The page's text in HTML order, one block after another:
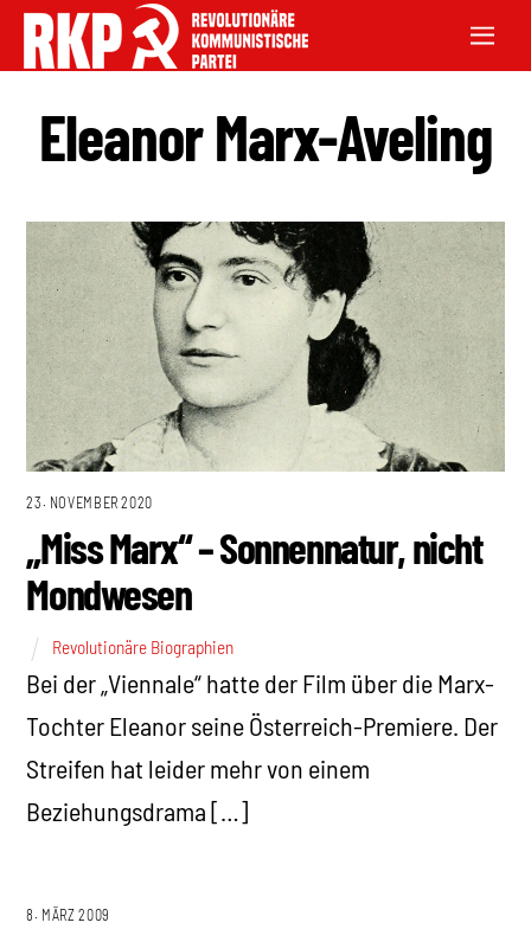
Eleanor Marx-Aveling
23. NOVEMBER 2020
„Miss Marx“ – Sonnennatur, nicht
Mondwesen
Revolutionäre Biographien
Bei der „Viennale“ hatte der Film über die Marx-
Tochter Eleanor seine Österreich-Premiere. Der
Streifen hat leider mehr von einem
Beziehungsdrama […]
8. MÄRZ 2009